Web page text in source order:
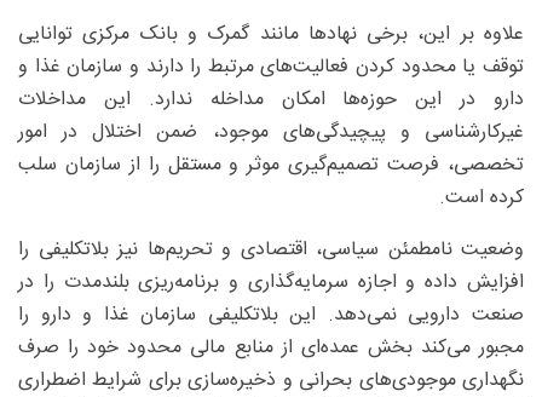
علاوه بر این، برخی نهادها مانند گمرک و بانک مرکزی توانایی
توقف یا محدود کردن فعالیت‌های مرتبط را دارند و سازمان غذا و
دارو در این حوزه‌ها امکان مداخله ندارد. این مداخلات
غیرکارشناسی و پیچیدگی‌های موجود، ضمن اختلال در امور
تخصصی، فرصت تصمیم‌گیری موثر و مستقل را از سازمان سلب
کرده است.
وضعیت نامطمئن سیاسی، اقتصادی و تحریم‌ها نیز بلاتکلیفی را
افزایش داده و اجازه سرمایه‌گذاری و برنامه‌ریزی بلندمدت را در
صنعت دارویی نمی‌دهد. این بلاتکلیفی سازمان غذا و دارو را
مجبور می‌کند بخش عمده‌ای از منابع مالی محدود خود را صرف
نگهداری موجودی‌های بحرانی و ذخیره‌سازی برای شرایط اضطراری